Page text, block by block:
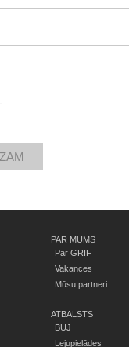
PAR MUMS
Par GRIF
Vakances
Mūsu partneri
ATBALSTS
BUJ
Lejupielādes